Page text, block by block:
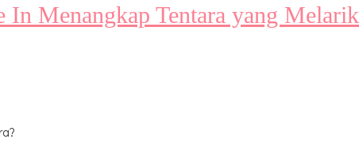
Menangkap Tentara yang